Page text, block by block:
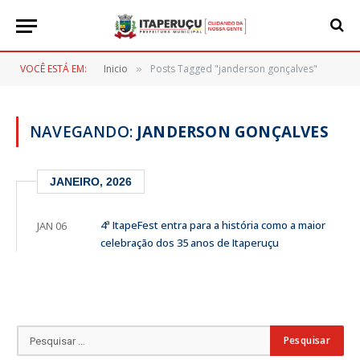
VOCÊ ESTÁ EM: Inicio » Posts Tagged "janderson gonçalves"
NAVEGANDO: JANDERSON GONÇALVES
JANEIRO, 2026
JAN 06
4ª ItapeFest entra para a história como a maior
celebração dos 35 anos de Itaperuçu